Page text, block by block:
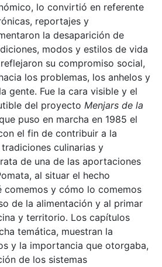
lo convirtió en referente
reportajes y
la desaparición de
modos y estilos de vida
su compromiso social,
los problemas, los anhelos y
gente. Fue la cara visible y el
del proyecto Menjars de la
puso en marcha en 1985 el
el fin de contribuir a la
culinarias y
de una de las aportaciones
al situar el hecho
y cómo lo comemos
de la alimentación y al primar
y territorio. Los capítulos
temática, muestran la
y la importancia que otorgaba,
de los sistemas